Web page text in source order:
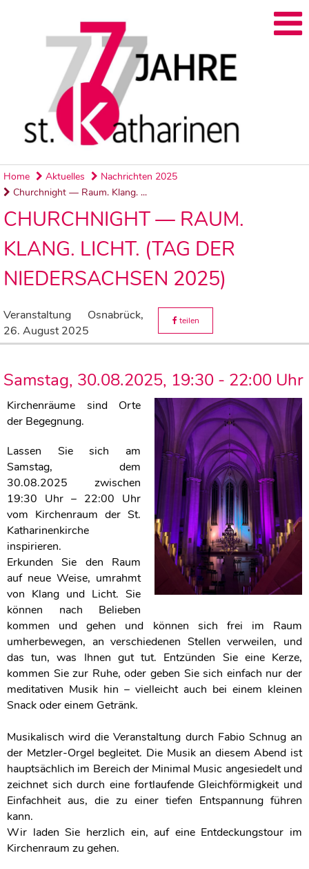
Home Aktuelles
Nachrichten 2025
Churchnight — Raum. Klang. ...
CHURCHNIGHT — RAUM.
KLANG. LICHT. (TAG DER
NIEDERSACHSEN 2025)
Veranstaltung
Osnabrück,
26. August 2025
teilen
Samstag, 30.08.2025, 19:30 - 22:00 Uhr
Kirchenräume sind Orte
der Begegnung.
Lassen Sie sich am
Samstag, dem
30.08.2025 zwischen
19:30 Uhr – 22:00 Uhr
vom Kirchenraum der St.
Katharinenkirche
inspirieren.
Erkunden Sie den Raum
auf neue Weise, umrahmt
von Klang und Licht. Sie
können nach Belieben
kommen und gehen und können sich frei im Raum
umherbewegen, an verschiedenen Stellen verweilen, und
das tun, was Ihnen gut tut. Entzünden Sie eine Kerze,
kommen Sie zur Ruhe, oder geben Sie sich einfach nur der
meditativen Musik hin – vielleicht auch bei einem kleinen
Snack oder einem Getränk.
Musikalisch wird die Veranstaltung durch Fabio Schnug an
der Metzler-Orgel begleitet. Die Musik an diesem Abend ist
hauptsächlich im Bereich der Minimal Music angesiedelt und
zeichnet sich durch eine fortlaufende Gleichförmigkeit und
Einfachheit aus, die zu einer tiefen Entspannung führen
kann.
Wir laden Sie herzlich ein, auf eine Entdeckungstour im
Kirchenraum zu gehen.